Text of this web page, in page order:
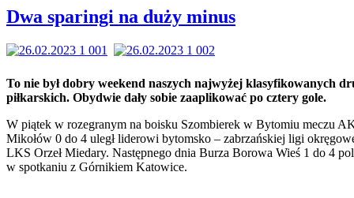
Dwa sparingi na duży minus
To nie był dobry weekend naszych najwyżej klasyfikowanych
piłkarskich. Obydwie dały sobie zaaplikować po cztery gole.
W piątek w rozegranym na boisku Szombierek w Bytomiu meczu
Mikołów 0 do 4 uległ liderowi bytomsko – zabrzańskiej ligi
LKS Orzeł Miedary. Następnego dnia Burza Borowa Wieś 1 do 4
w spotkaniu z Górnikiem Katowice.